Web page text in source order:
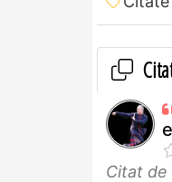
Citat de